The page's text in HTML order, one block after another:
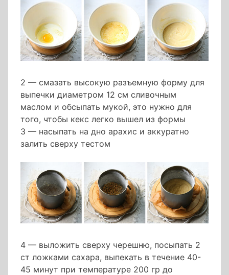
2 — смазать высокую разъемную форму для
выпечки диаметром 12 см сливочным
маслом и обсыпать мукой, это нужно для
того, чтобы кекс легко вышел из формы
3 — насыпать на дно арахис и аккуратно
залить сверху тестом
4 — выложить сверху черешню, посыпать 2
ст ложками сахара, выпекать в течение 40-
45 минут при температуре 200 гр до